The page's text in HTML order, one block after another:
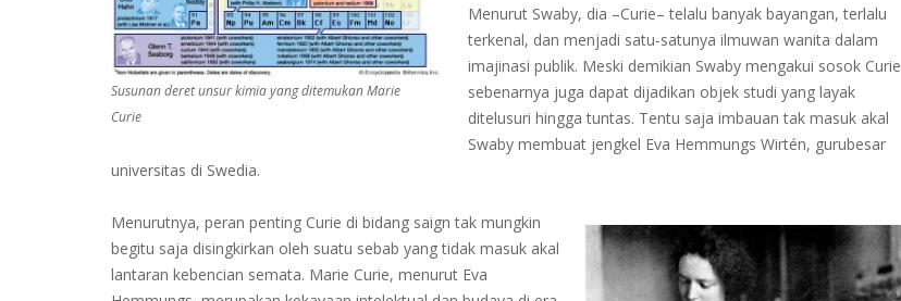
Susunan deret unsur kimia yang ditemukan Marie
Curie
Menurut Swaby, dia –Curie– telalu banyak bayangan, terlalu
terkenal, dan menjadi satu-satunya ilmuwan wanita dalam
imajinasi publik. Meski demikian Swaby mengakui sosok Curie
sebenarnya juga dapat dijadikan objek studi yang layak
ditelusuri hingga tuntas. Tentu saja imbauan tak masuk akal
Swaby membuat jengkel Eva Hemmungs Wirtén, gurubesar
universitas di Swedia.
Menurutnya, peran penting Curie di bidang saign tak mungkin
begitu saja disingkirkan oleh suatu sebab yang tidak masuk akal
lantaran kebencian semata. Marie Curie, menurut Eva